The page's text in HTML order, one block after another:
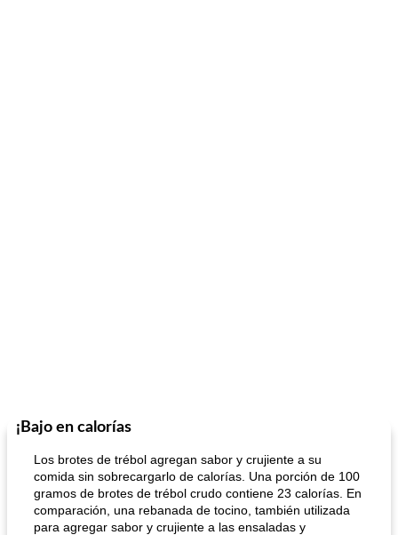
¡Bajo en calorías
Los brotes de trébol agregan sabor y crujiente a su
comida sin sobrecargarlo de calorías. Una porción de 100
gramos de brotes de trébol crudo contiene 23 calorías. En
comparación, una rebanada de tocino, también utilizada
para agregar sabor y crujiente a las ensaladas y